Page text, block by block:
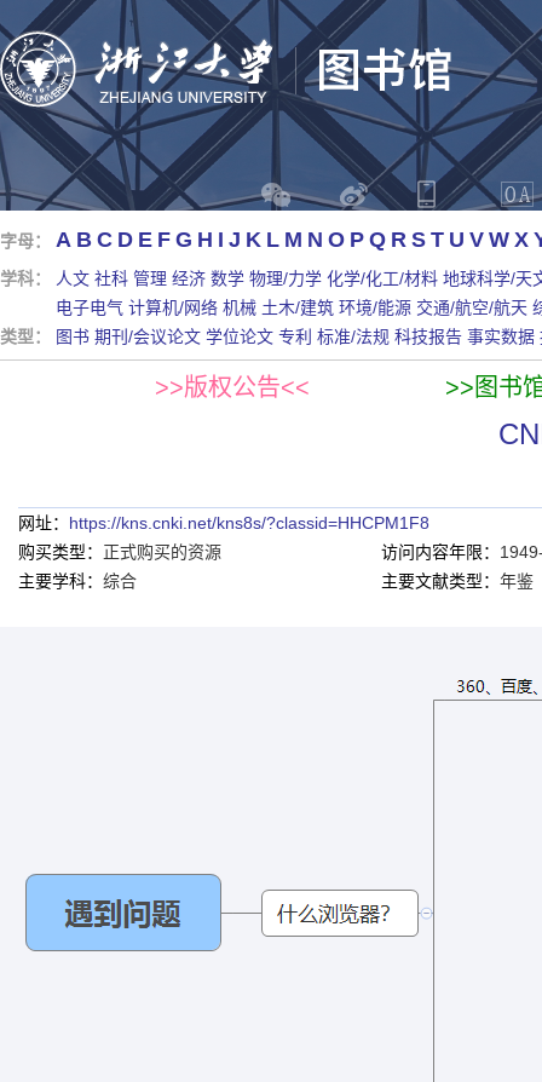
字母： A B C D E F G H I J K L M N O P Q R S T U V W X
学科： 人文 社科 管理 经济 数学 物理/力学 化学/化工/材料 地球科学/天
电子电气 计算机/网络 机械 土木/建筑 环境/能源 交通/航空/航天
类型：
图书 期刊/会议论文 学位论文 专利 标准/法规 科技报告 事实数据
>>版权公告<< >>图书
网址： https://kns.cnki.net/kns8s/?classid=HHCPM1F8
购买类型： 正式购买的资源 访问内容年限：
主要学科： 综合 主要文献类型： 年鉴